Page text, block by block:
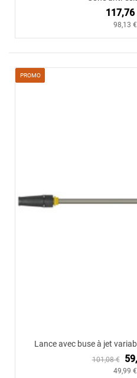
117,76
98,13
PROMO
Lance avec buse à jet
101,08 €
49,99